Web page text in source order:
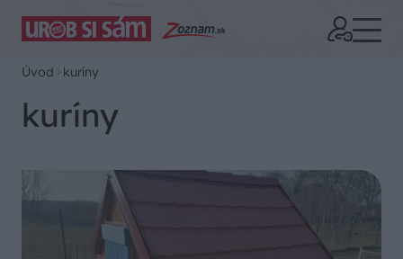
Úvod kuríny
kuríny